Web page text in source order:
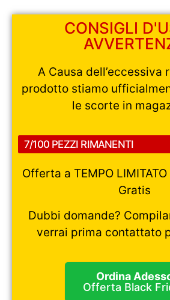
CONSIGLI
A Causa dell’eccessiva
prodotto stiamo
le scorte in
7/100 PEZZI RIMANENTI
Offerta a TEMPO
Gratis
Dubbi domande?
verrai prima contattato
Ordina
Offerta Black